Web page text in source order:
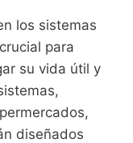
los sistemas
para
su vida útil y
diseñados